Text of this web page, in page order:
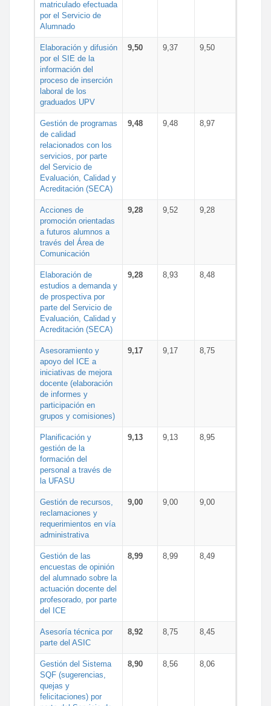
matriculado efectuada
por el Servicio de
Alumnado
Elaboración y difusión
por el SIE de la
información del
proceso de inserción
laboral de los
graduados UPV
9,50 9,37 9,50
Gestión de programas
de calidad
relacionados con los
servicios, por parte
del Servicio de
Evaluación, Calidad y
Acreditación (SECA)
9,48 9,48 8,97
Acciones de
promoción orientadas
a futuros alumnos a
través del Área de
Comunicación
9,28 9,52 9,28
Elaboración de
estudios a demanda y
de prospectiva por
parte del Servicio de
Evaluación, Calidad y
Acreditación (SECA)
9,28 8,93 8,48
Asesoramiento y
apoyo del ICE a
iniciativas de mejora
docente (elaboración
de informes y
participación en
grupos y comisiones)
9,17 9,17 8,75
Planificación y
gestión de la
formación del
personal a través de
la UFASU
9,13 9,13 8,95
Gestión de recursos,
reclamaciones y
requerimientos en vía
administrativa
9,00 9,00 9,00
Gestión de las
encuestas de opinión
del alumnado sobre la
actuación docente del
profesorado, por parte
del ICE
8,99 8,99 8,49
Asesoría técnica por
parte del ASIC
8,92 8,75 8,45
Gestión del Sistema
SQF (sugerencias,
quejas y
felicitaciones) por
8,90 8,56 8,06